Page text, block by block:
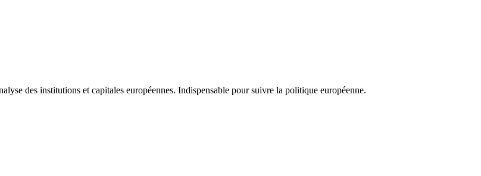
des institutions et capitales européennes. Indispensable pour suivre la politique européenne.